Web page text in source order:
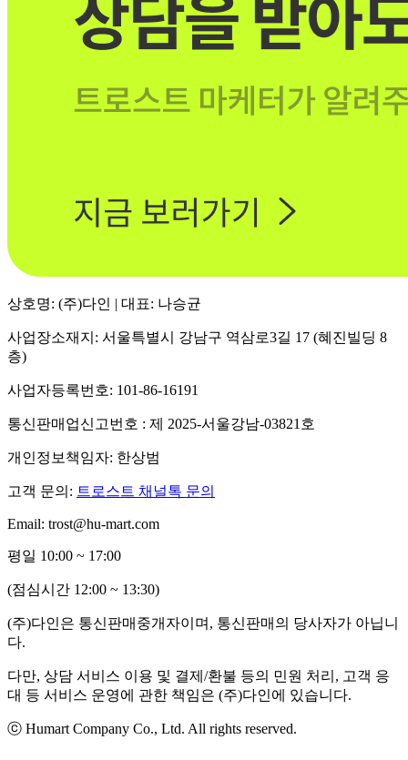
상호명: (주)다인 | 대표: 나승균
사업장소재지: 서울특별시 강남구 역삼로3길 17 (혜진빌딩 8
층)
사업자등록번호: 101-86-16191
통신판매업신고번호 : 제 2025-서울강남-03821호
개인정보책임자: 한상범
고객 문의: 트로스트 채널톡 문의
Email: trost@hu-mart.com
평일 10:00 ~ 17:00
(점심시간 12:00 ~ 13:30)
(주)다인은 통신판매중개자이며, 통신판매의 당사자가 아닙니
다.
다만, 상담 서비스 이용 및 결제/환불 등의 민원 처리, 고객 응
대 등 서비스 운영에 관한 책임은 (주)다인에 있습니다.
ⓒ Humart Company Co., Ltd. All rights reserved.